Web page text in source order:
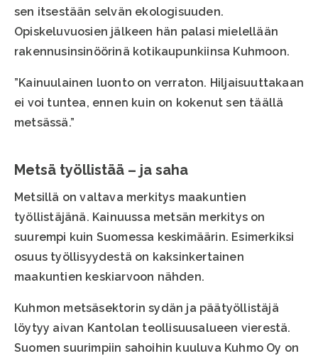
sen itsestään selvän ekologisuuden.
Opiskeluvuosien jälkeen hän palasi mielellään
rakennusinsinöörinä kotikaupunkiinsa Kuhmoon.
”Kainuulainen luonto on verraton. Hiljaisuuttakaan
ei voi tuntea, ennen kuin on kokenut sen täällä
metsässä.”
Metsä työllistää – ja saha
Metsillä on valtava merkitys maakuntien
työllistäjänä. Kainuussa metsän merkitys on
suurempi kuin Suomessa keskimäärin. Esimerkiksi
osuus työllisyydestä on kaksinkertainen
maakuntien keskiarvoon nähden.
Kuhmon metsäsektorin sydän ja päätyöllistäjä
löytyy aivan Kantolan teollisuusalueen vierestä.
Suomen suurimpiin sahoihin kuuluva Kuhmo Oy on